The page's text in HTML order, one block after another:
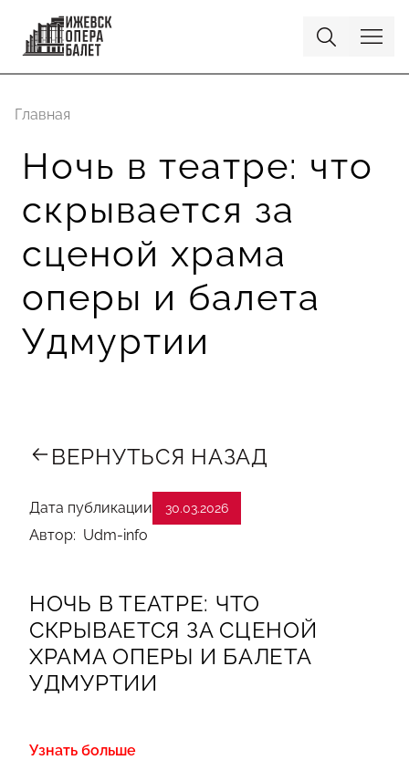
Главная
Ночь в театре: что
скрывается за
сценой храма
оперы и балета
Удмуртии
ВЕРНУТЬСЯ НАЗАД
Дата публикации 30.03.2026
Автор: Udm-info
НОЧЬ В ТЕАТРЕ: ЧТО
СКРЫВАЕТСЯ ЗА СЦЕНОЙ
ХРАМА ОПЕРЫ И БАЛЕТА
УДМУРТИИ
Узнать больше